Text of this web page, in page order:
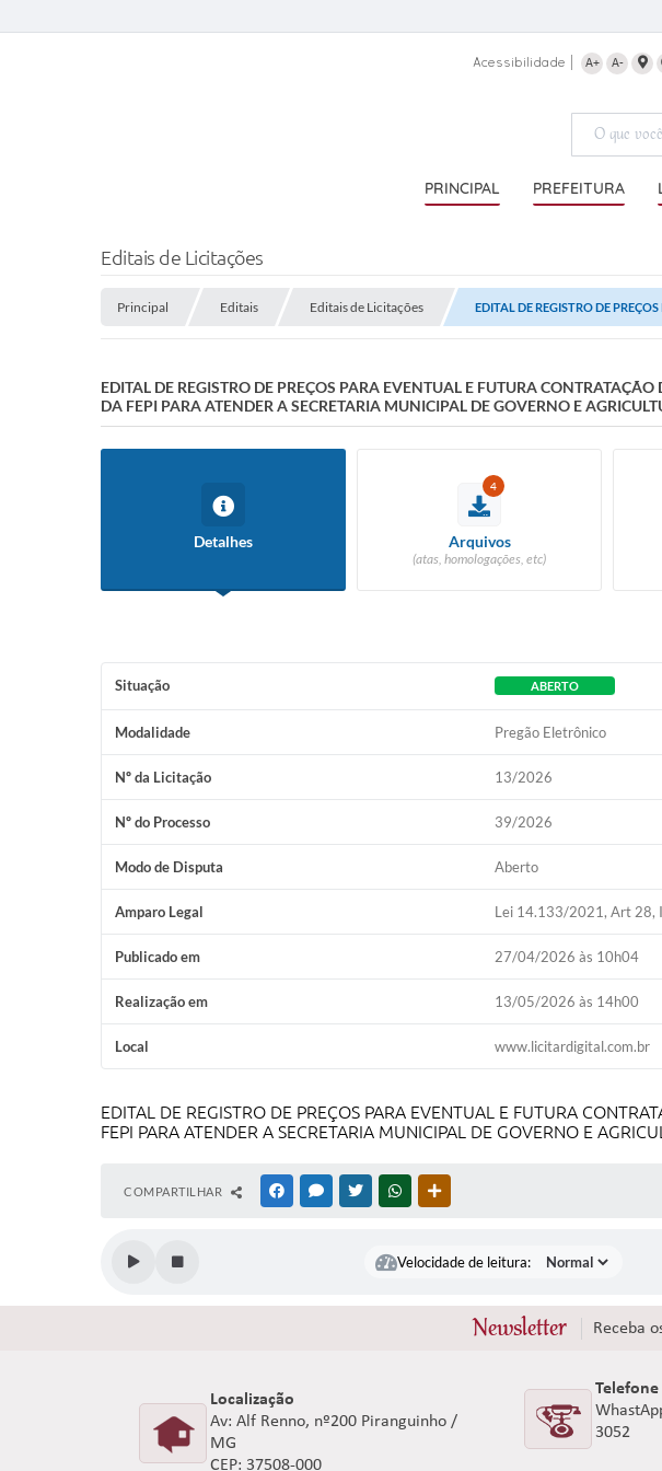
Acessibilidade A+ A-
PRINCIPAL PREFEITURA
Editais de Licitações
Principal Editais Editais de Licitações EDITAL DE REGISTRO DE
EDITAL DE REGISTRO DE PREÇOS PARA EVENTUAL E FUTURA
DA FEPI PARA ATENDER A SECRETARIA MUNICIPAL DE GOVERNO E
Detalhes
4
Arquivos
(atas, homologações, etc)
Situação ABERTO
Modalidade Pregão Eletrônico
Nº da Licitação 13/2026
Nº do Processo 39/2026
Modo de Disputa Aberto
Amparo Legal Lei 14.133/2021, Art 28, I
Publicado em 27/04/2026 às 10h04
Realização em 13/05/2026 às 14h00
Local www.licitardigital.com.br
EDITAL DE REGISTRO DE PREÇOS PARA EVENTUAL E FUTURA
FEPI PARA ATENDER A SECRETARIA MUNICIPAL DE GOVERNO E
COMPARTILHAR FACEBOOKMESSENGER
TWITTERWHATSAPP
Velocidade de leitura:
Newsletter Receba
Localização
Av: Alf Renno, nº200 Piranguinho /
MG
CEP: 37508-000
3052